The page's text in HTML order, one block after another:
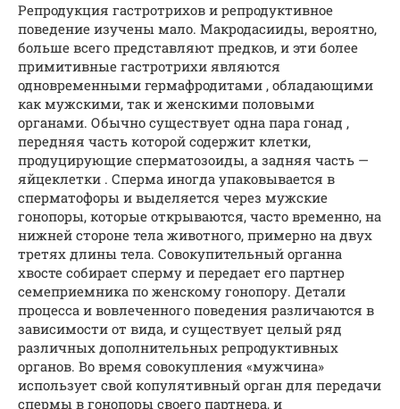
Репродукция гастротрихов и репродуктивное
поведение изучены мало. Макродасииды, вероятно,
больше всего представляют предков, и эти более
примитивные гастротрихи являются
одновременными гермафродитами , обладающими
как мужскими, так и женскими половыми
органами. Обычно существует одна пара гонад ,
передняя часть которой содержит клетки,
продуцирующие сперматозоиды, а задняя часть —
яйцеклетки . Сперма иногда упаковывается в
сперматофоры и выделяется через мужские
гонопоры, которые открываются, часто временно, на
нижней стороне тела животного, примерно на двух
третях длины тела. Совокупительный органна
хвосте собирает сперму и передает его партнер
семеприемника по женскому гонопору. Детали
процесса и вовлеченного поведения различаются в
зависимости от вида, и существует целый ряд
различных дополнительных репродуктивных
органов. Во время совокупления «мужчина»
использует свой копулятивный орган для передачи
спермы в гонопоры своего партнера, и